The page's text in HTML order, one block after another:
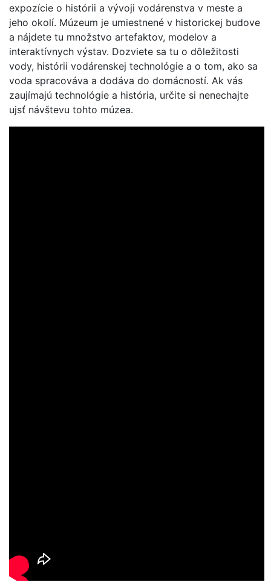
expozície o histórii a vývoji vodárenstva v meste a
jeho okolí. Múzeum je umiestnené v historickej budove
a nájdete tu množstvo artefaktov, modelov a
interaktívnych výstav. Dozviete sa tu o dôležitosti
vody, histórii vodárenskej technológie a o tom, ako sa
voda spracováva a dodáva do domácností. Ak vás
zaujímajú technológie a história, určite si nenechajte
ujsť návštevu tohto múzea.